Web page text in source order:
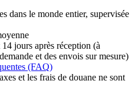
dans le monde entier, supervisée
jours après réception (à
et des envois sur mesure)
(FAQ)
et les frais de douane ne sont